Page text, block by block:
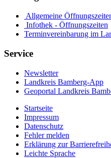
Allgemeine
Infothek - Öffnungszeiten
Terminvereinbarung im
Service
Newsletter
Landkreis Bamberg-App
Geoportal Landkreis
Startseite
Impressum
Datenschutz
Fehler melden
Erklärung zur
Leichte Sprache